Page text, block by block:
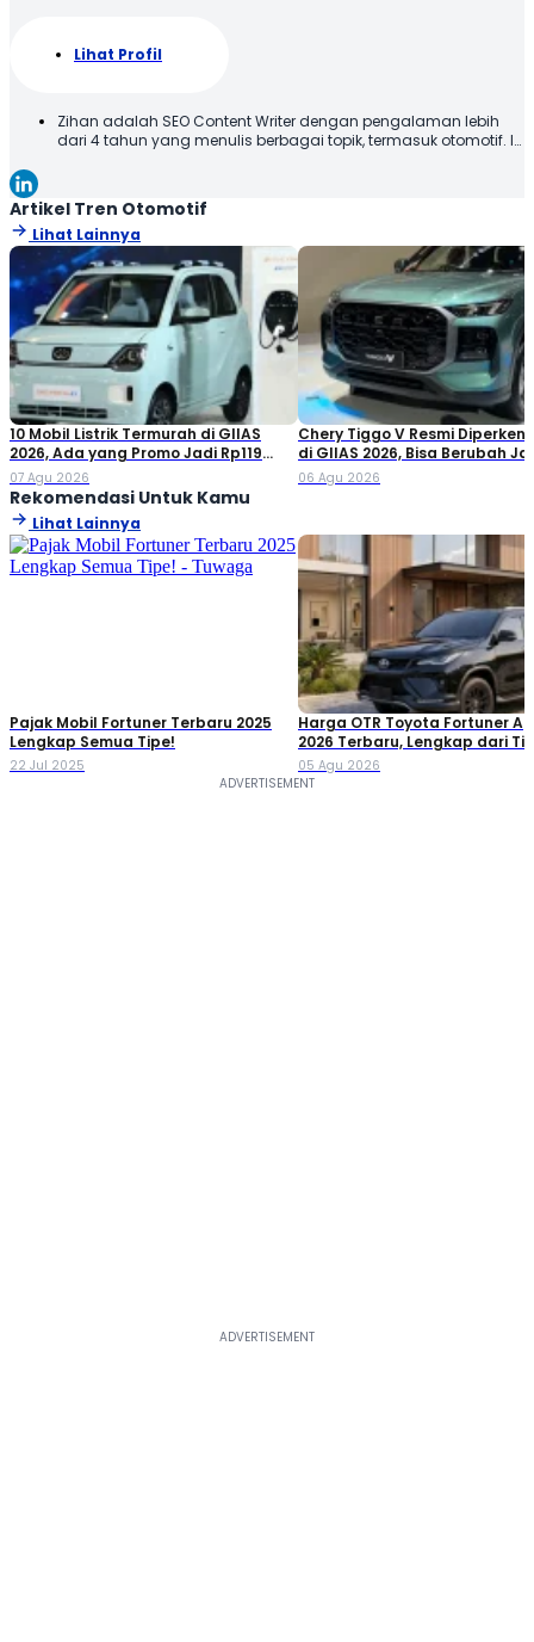
Lihat Profil
Zihan adalah SEO Content Writer dengan pengalaman lebih
dari 4 tahun yang menulis berbagai topik, termasuk otomotif. Ia
oleh pembaca. Melalui tulisannya, Zihan berupaya
memberikan informasi yang relevan dan bermanfaat. Selamat
Membaca!
Artikel Tren Otomotif
Lihat Lainnya
10 Mobil Listrik Termurah di GIIAS
2026, Ada yang Promo Jadi Rp119
Jutaan!
07 Agu 2026
Chery Tiggo V Resmi
di GIIAS 2026, Bisa Berubah
Double Cabin
06 Agu 2026
Rekomendasi Untuk Kamu
Lihat Lainnya
Pajak Mobil Fortuner Terbaru 2025
Lengkap Semua Tipe!
22 Jul 2025
Harga OTR Toyota Fortuner
2026 Terbaru, Lengkap dari
hingga VRZ 4x4
05 Agu 2026